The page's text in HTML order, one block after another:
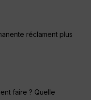
réclament plus
faire ? Quelle